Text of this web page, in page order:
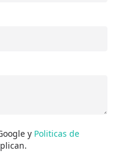
y Politicas de